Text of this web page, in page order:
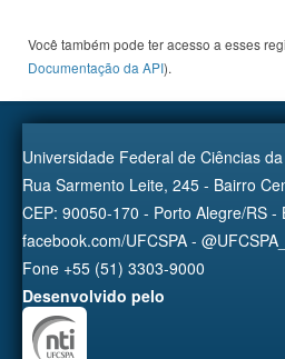
Você também pode ter acesso a esses
Documentação da API).
Universidade Federal de Ciências
Rua Sarmento Leite, 245 - Bairro
CEP: 90050-170 - Porto Alegre/RS -
facebook.com/UFCSPA -
Fone +55 (51) 3303-9000
Desenvolvido pelo